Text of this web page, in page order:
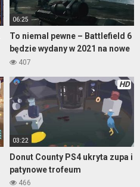
06:25
To niemal pewne – Battlefield 6
będzie wydany w 2021 na nowe
konsole!
407
HD
03:22
Donut County PS4 ukryta zupa i
patynowe trofeum
466